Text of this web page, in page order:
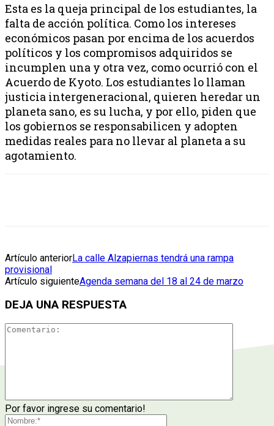
Esta es la queja principal de los estudiantes, la
falta de acción política. Como los intereses
económicos pasan por encima de los acuerdos
políticos y los compromisos adquiridos se
incumplen una y otra vez, como ocurrió con el
Acuerdo de Kyoto. Los estudiantes lo llaman
justicia intergeneracional, quieren heredar un
planeta sano, es su lucha, y por ello, piden que
los gobiernos se responsabilicen y adopten
medidas reales para no llevar al planeta a su
agotamiento.
Artículo anteriorLa calle Alzapiernas tendrá una rampa
provisional
Artículo siguienteAgenda semana del 18 al 24 de marzo
DEJA UNA RESPUESTA
Por favor ingrese su comentario!